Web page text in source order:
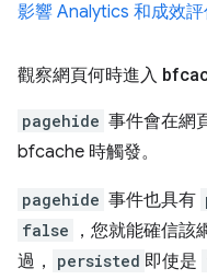
影響 Analytics 和成效
觀察網頁何時進入
pagehide 事件會在網
bfcache 時觸發。
pagehide 事件也具有
false
，您就能確信
過，
persisted 即使是